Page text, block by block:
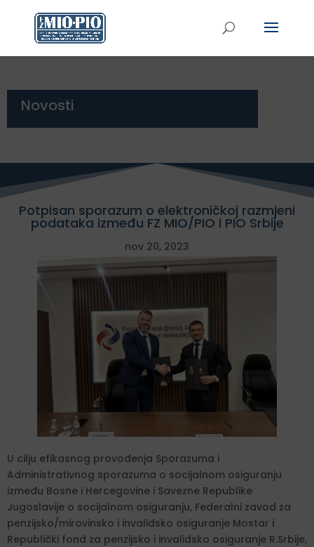
Novosti
Potpisan sporazum o elektroničkoj razmjeni
podataka između FZ MIO/PIO i PIO Srbije
nov 20, 2023
U cilju efikasnog provođenja Sporazuma i
Administrativnog sporazuma o socijalnom osiguranju
između Bosne i Hercegovine i Savezne Republike
Jugoslavije o socijalnom osiguranju, Federalni zavod za
penzijsko/mirovinsko i invalidsko osiguranje Mostar i
Republički fond za penzijsko i invalidsko osiguranje R.Srbije,